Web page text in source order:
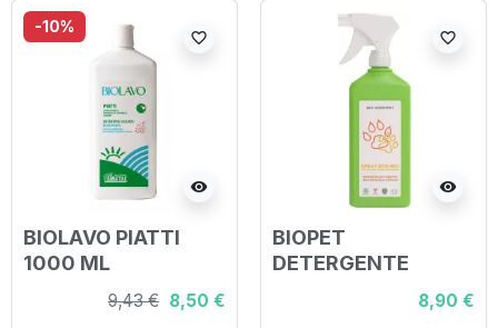
-10%
visibility
favorite_border
BIOLAVO PIATTI
1000 ML
9,43 € 8,50 €
visibility
favorite_border
BIOPET
DETERGENTE
MULTIUSO SPRAY
ECO SUPERFICI
8,90 €